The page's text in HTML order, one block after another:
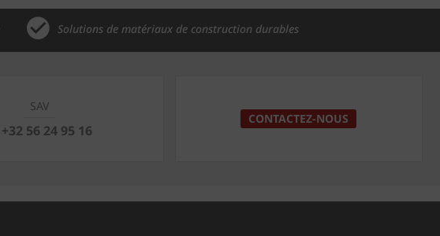
Solutions de matériaux de construction durables
SAV
+32 56 24 95 16
CONTACTEZ-NOUS